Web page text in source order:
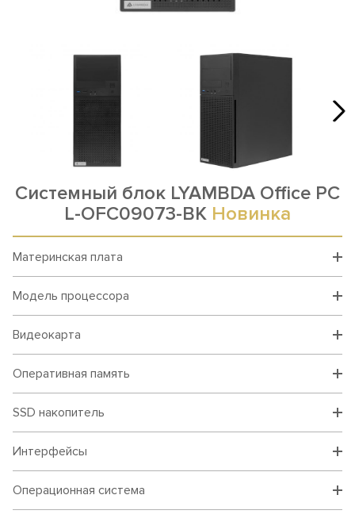
Системный блок LYAMBDA Office PC
L-OFC09073-BK Новинка
Материнская плата
Модель процессора
Видеокарта
Оперативная память
SSD накопитель
Интерфейсы
Операционная система